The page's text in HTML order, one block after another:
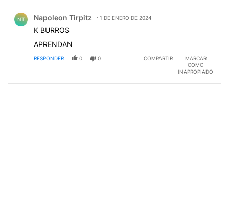
NT Napoleon Tirpitz 1 DE ENERO DE 2024
K BURROS
APRENDAN
RESPONDER 0 0 COMPARTIR
MARCAR
COMO
INAPROPIADO